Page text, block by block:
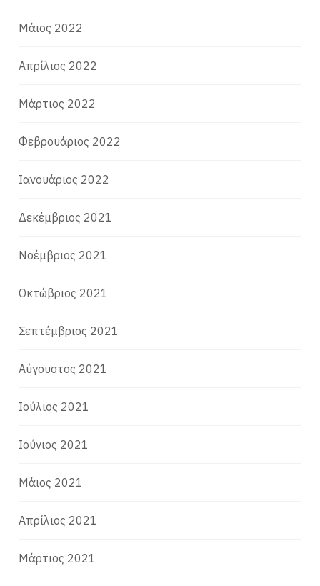
Μάιος 2022
Απρίλιος 2022
Μάρτιος 2022
Φεβρουάριος 2022
Ιανουάριος 2022
Δεκέμβριος 2021
Νοέμβριος 2021
Οκτώβριος 2021
Σεπτέμβριος 2021
Αύγουστος 2021
Ιούλιος 2021
Ιούνιος 2021
Μάιος 2021
Απρίλιος 2021
Μάρτιος 2021